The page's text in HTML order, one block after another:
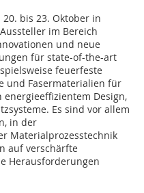
bis 23. Oktober in
im Bereich
und neue
für state-of-the-art
feuerfeste
und Fasermaterialien für
Design,
Es sind vor allem
in der
Materialprozesstechnik
auf verschärfte
Herausforderungen